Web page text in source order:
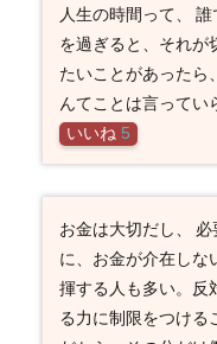
人生の時間って、
を過ぎると、それが
たいことがあったら
んてことは言ってい
いいね 5
お金は大切だし、
に、お金が介在しな
揮する人も多い。反
る力に制限をつける